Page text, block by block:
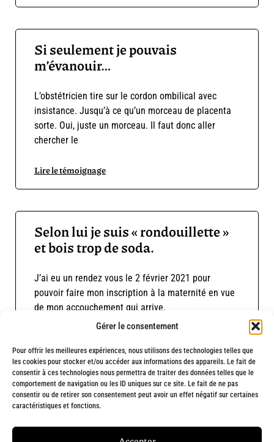
Gérer le consentement
Pour offrir les meilleures expériences, nous utilisons des technologies telles que
les cookies pour stocker et/ou accéder aux informations des appareils. Le fait de
consentir à ces technologies nous permettra de traiter des données telles que le
comportement de navigation ou les ID uniques sur ce site. Le fait de ne pas
consentir ou de retirer son consentement peut avoir un effet négatif sur certaines
caractéristiques et fonctions.
Si seulement je pouvais
m’évanouir…
L’obstétricien tire sur le cordon ombilical avec
insistance. Jusqu’à ce qu’un morceau de placenta
sorte. Oui, juste un morceau. Il faut donc aller
chercher le
Lire le témoignage
Selon lui je suis « rondouillette »
et bois trop de soda.
J’ai eu un rendez vous le 2 février 2021 pour
pouvoir faire mon inscription à la maternité en vue
de mon accouchement qui arrive.
Fait avec